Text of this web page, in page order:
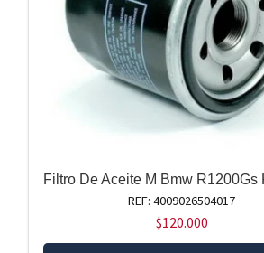
Filtro De Aceite M Bmw R1200Gs
REF: 4009026504017
$120.000